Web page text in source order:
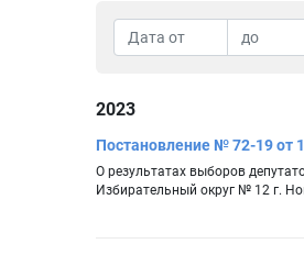
2023
Постановление № 72-19 от
О результатах выборов
Избирательный округ № 12 г.